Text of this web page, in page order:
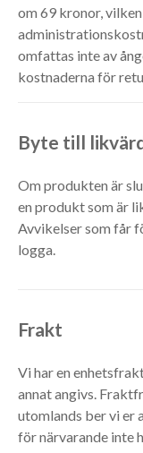
om 69 kronor,
omfattas inte av
kostnaderna för
Byte till
Om produkten är
en produkt som är
Avvikelser som får
logga.
Frakt
Vi har en
annat angivs.
utomlands ber vi er
för närvarande inte